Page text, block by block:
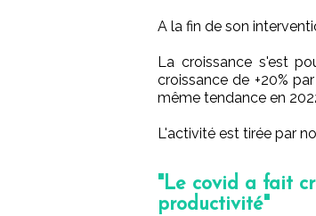
A la fin de son
La croissance s'est
croissance de +20%
même tendance en
L'activité est tirée par
"Le covid a fait
productivité"